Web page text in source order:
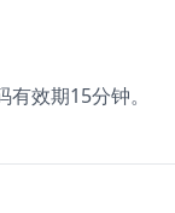
效期15分钟。